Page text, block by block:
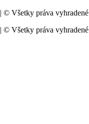
| © Všetky práva vyhradené
| © Všetky práva vyhradené